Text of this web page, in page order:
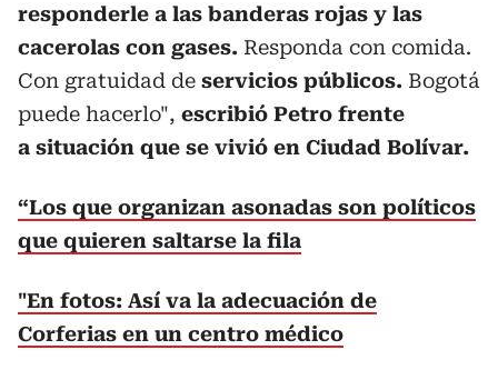
responderle a las banderas rojas y las
cacerolas con gases. Responda con comida.
Con gratuidad de servicios públicos. Bogotá
puede hacerlo", escribió Petro frente
a situación que se vivió en Ciudad Bolívar.
“Los que organizan asonadas son políticos
que quieren saltarse la fila
"En fotos: Así va la adecuación de
Corferias en un centro médico